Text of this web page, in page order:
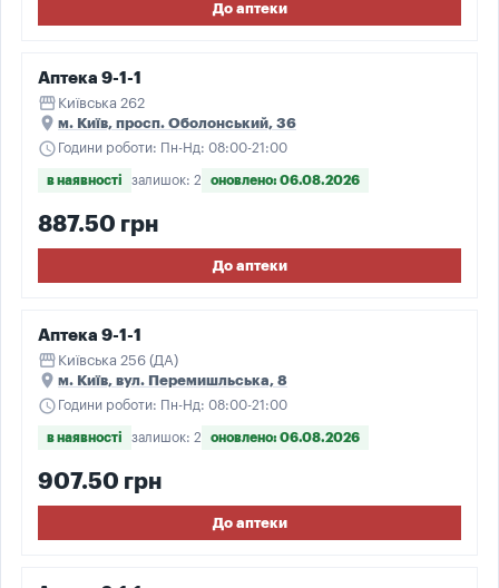
До аптеки
Аптека 9-1-1
storefront Київська 262
place м. Київ, просп. Оболонський, 36
schedule Години роботи: Пн-Нд: 08:00-21:00
в наявності залишок: 2 оновлено: 06.08.2026
887.50 грн
До аптеки
Аптека 9-1-1
storefront Київська 256 (ДА)
place м. Київ, вул. Перемишльська, 8
schedule Години роботи: Пн-Нд: 08:00-21:00
в наявності залишок: 2 оновлено: 06.08.2026
907.50 грн
До аптеки